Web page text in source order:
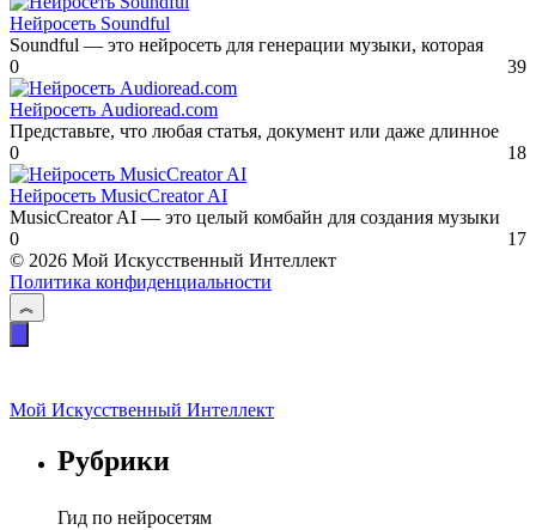
Нейросеть Soundful
Soundful — это нейросеть для генерации музыки, которая
0
39
Нейросеть Audioread.com
Представьте, что любая статья, документ или даже длинное
0
18
Нейросеть MusicCreator AI
MusicCreator AI — это целый комбайн для создания музыки
0
17
© 2026 Мой Искусственный Интеллект
Политика конфиденциальности
Мой Искусственный Интеллект
Рубрики
Гид по нейросетям